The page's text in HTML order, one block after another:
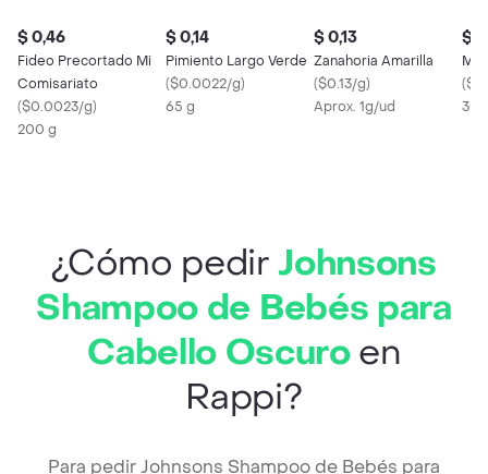
$ 0,46
Fideo Precortado Mi
Comisariato
($0.0023/g)
200 g
$ 0,14
Pimiento Largo Verde
($0.0022/g)
65 g
$ 0,13
Zanahoria Amarilla
($0.13/g)
Aprox. 1g/ud
$
(
¿Cómo pedir Johnsons
Shampoo de Bebés para
Cabello Oscuroen
Rappi?
Para pedir Johnsons Shampoo de Bebés para